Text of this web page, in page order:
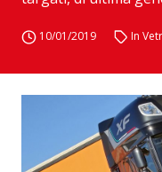
10/01/2019 In